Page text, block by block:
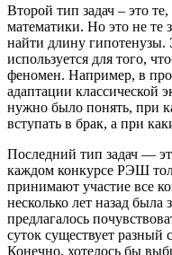
Второй тип задач – это
математики. Но это не те
найти длину гипотенузы.
используется для того,
феномен. Например, в
адаптации классической
нужно было понять, при
вступать в брак, а при
Последний тип задач —
каждом конкурсе РЭШ
принимают участие все
несколько лет назад была
предлагалось
суток существует разный
Конечно, хотелось бы